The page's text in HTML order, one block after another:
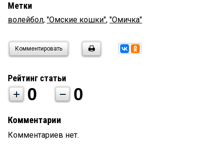
Метки
волейбол, "Омские кошки", "Омичка"
Комментировать
Рейтинг статьи
0 0
Комментарии
Комментариев нет.